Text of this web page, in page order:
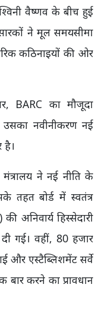
वैष्णव के बीच हुई
ने मूल समयसीमा
कठिनाइयों की ओर
BARC का मौजूदा
नवीनीकरण नई
है।
ने नई नीति के
तहत बोर्ड में स्वतंत्र
अनिवार्य हिस्सेदारी
गई। वहीं, 80 हजार
और एस्टैब्लिशमेंट सर्वे
बार करने का प्रावधान